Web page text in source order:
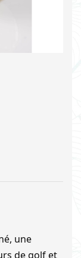
une
de golf et